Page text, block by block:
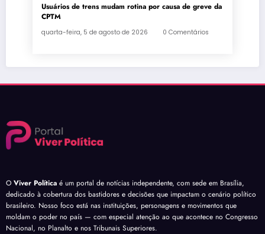
Usuários de trens mudam rotina por causa de greve da
CPTM
quarta-feira, 5 de agosto de 2026 0 Comentários
O Viver Política é um portal de notícias independente, com sede em Brasília,
dedicado à cobertura dos bastidores e decisões que impactam o cenário político
brasileiro. Nosso foco está nas instituições, personagens e movimentos que
moldam o poder no país — com especial atenção ao que acontece no Congresso
Nacional, no Planalto e nos Tribunais Superiores.